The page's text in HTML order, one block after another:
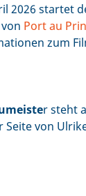
2026 startet
Port au
zum
r steht
Seite von